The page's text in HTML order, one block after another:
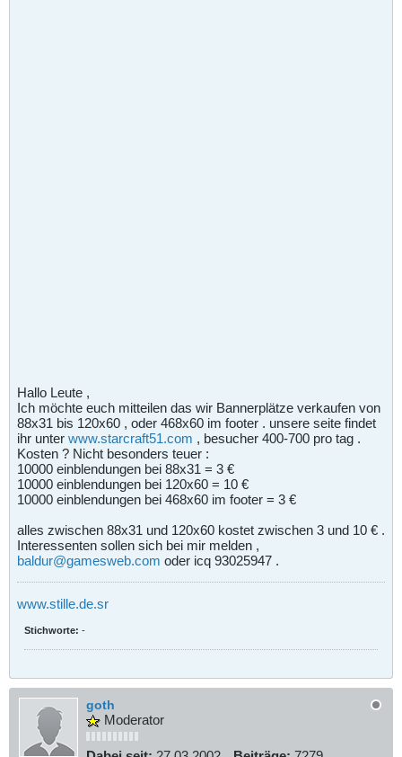
Hallo Leute ,
Ich möchte euch mitteilen das wir Bannerplätze verkaufen von
88x31 bis 120x60 , oder 468x60 im footer . unsere seite findet
ihr unter www.starcraft51.com , besucher 400-700 pro tag .
Kosten ? Nicht besonders teuer :
10000 einblendungen bei 88x31 = 3 €
10000 einblendungen bei 120x60 = 10 €
10000 einblendungen bei 468x60 im footer = 3 €
alles zwischen 88x31 und 120x60 kostet zwischen 3 und 10 € .
Interessenten sollen sich bei mir melden ,
baldur@gamesweb.com oder icq 93025947 .
www.stille.de.sr
Stichworte: -
goth
Moderator